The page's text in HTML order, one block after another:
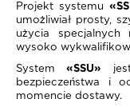
Projekt systemu
umożliwiał prosty,
użycia specjalnych
wysoko
System«SSU»
bezpieczeństwa i
momencie dostawy.